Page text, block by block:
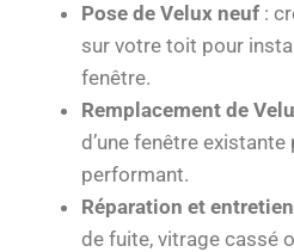
Pose de Velux neuf :
sur votre toit pour
fenêtre.
Remplacement de
d’une fenêtre
performant.
Réparation et entretien
de fuite, vitrage cassé